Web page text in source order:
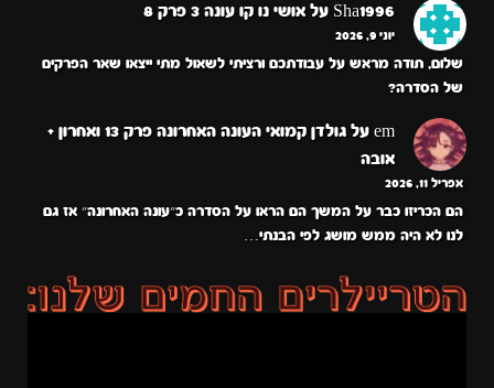
Sha1996 על אושי נו קו עונה 3 פרק 8
יוני 9, 2026
שלום, תודה מראש על עבודתכם ורציתי לשאול מתי ייצאו שאר הפרקים
של הסדרה?
em על
גולדן קמואי העונה האחרונה פרק 13 ואחרון +
אובה
אפריל 11, 2026
הם הכריזו כבר על המשך הם הראו על הסדרה כ״עונה האחרונה״ אז גם
לנו לא היה ממש מושג לפי הבנתי…